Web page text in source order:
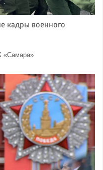
кадры военного
«Самара»